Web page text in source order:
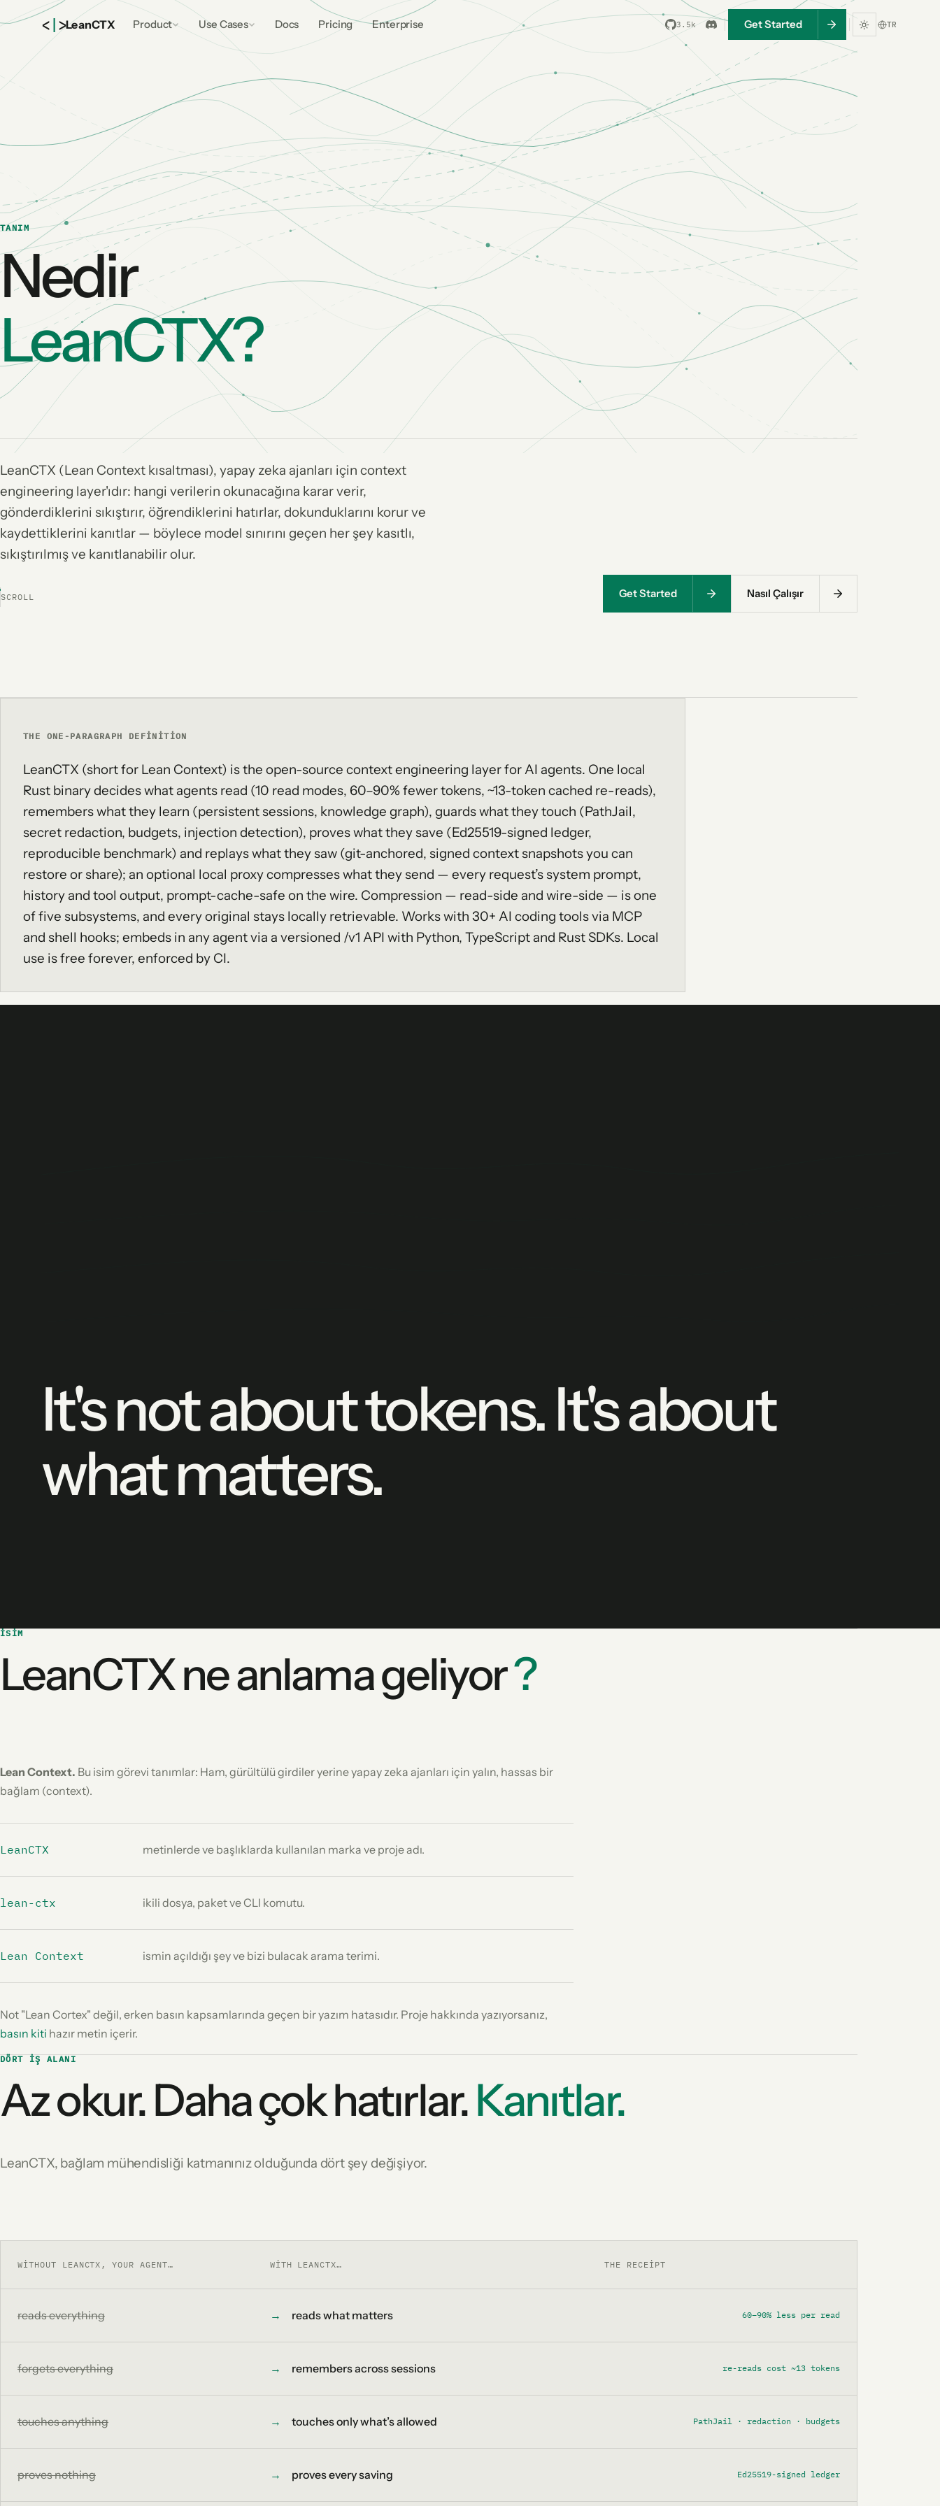
<|>LeanCTX Product Use Cases Docs Pricing Enterprise 3.5k Get Started TR
TANIM
Nedir
LeanCTX?
LeanCTX (Lean Context kısaltması), yapay zeka ajanları için context
engineering layer'ıdır: hangi verilerin okunacağına karar verir,
gönderdiklerini sıkıştırır, öğrendiklerini hatırlar, dokunduklarını korur ve
kaydettiklerini kanıtlar — böylece model sınırını geçen her şey kasıtlı,
sıkıştırılmış ve kanıtlanabilir olur.
SCROLL Get Started Nasıl Çalışır
THE ONE-PARAGRAPH DEFINITION
LeanCTX (short for Lean Context) is the open-source context engineering layer for AI agents. One local
Rust binary decides what agents read (10 read modes, 60–90% fewer tokens, ~13-token cached re-reads),
remembers what they learn (persistent sessions, knowledge graph), guards what they touch (PathJail,
secret redaction, budgets, injection detection), proves what they save (Ed25519-signed ledger,
reproducible benchmark) and replays what they saw (git-anchored, signed context snapshots you can
restore or share); an optional local proxy compresses what they send — every request’s system prompt,
history and tool output, prompt-cache-safe on the wire. Compression — read-side and wire-side — is one
of five subsystems, and every original stays locally retrievable. Works with 30+ AI coding tools via MCP
and shell hooks; embeds in any agent via a versioned /v1 API with Python, TypeScript and Rust SDKs. Local
use is free forever, enforced by CI.
It's not about tokens. It's about
what matters.
İSIM
LeanCTX ne anlama geliyor?
Lean Context. Bu isim görevi tanımlar: Ham, gürültülü girdiler yerine yapay zeka ajanları için yalın, hassas bir
bağlam (context).
LeanCTX metinlerde ve başlıklarda kullanılan marka ve proje adı.
lean-ctx ikili dosya, paket ve CLI komutu.
Lean Context ismin açıldığı şey ve bizi bulacak arama terimi.
Not "Lean Cortex" değil, erken basın kapsamlarında geçen bir yazım hatasıdır. Proje hakkında yazıyorsanız,
basın kiti hazır metin içerir.
DÖRT IŞ ALANI
Az okur. Daha çok hatırlar.Kanıtlar.
LeanCTX, bağlam mühendisliği katmanınız olduğunda dört şey değişiyor.
WITHOUT LEANCTX, YOUR AGENT… WITH LEANCTX… THE RECEIPT
reads everything → reads what matters 60–90% less per read
forgets everything → remembers across sessions re-reads cost ~13 tokens
touches anything → touches only what’s allowed PathJail · redaction · budgets
proves nothing → proves every saving Ed25519-signed ledger